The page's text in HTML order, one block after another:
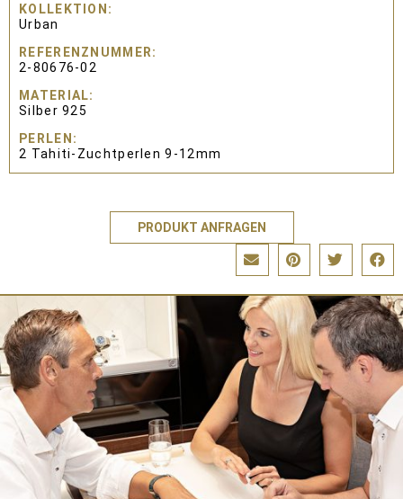
KOLLEKTION
Urban
REFERENZNUMMER
2-80676-02
MATERIAL
Silber 925
PERLEN
2 Tahiti-Zuchtperlen 9-12mm
PRODUKT ANFRAGEN